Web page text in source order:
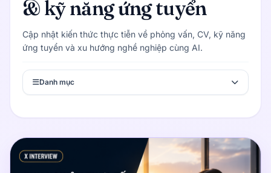
& kỹ năng ứng tuyển
Cập nhật kiến thức thực tiễn về phỏng vấn, CV, kỹ năng
ứng tuyển và xu hướng nghề nghiệp cùng AI.
Danh mục